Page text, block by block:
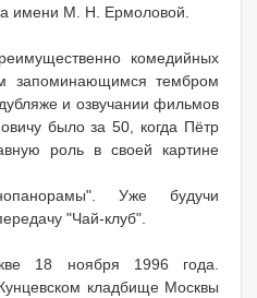
имени М. Н. Ермоловой.
комедийных
запоминающимся тембром
и озвучании фильмов
было за 50, когда Пётр
роль в своей картине
Уже будучи
"Чай-клуб".
18 ноября 1996 года.
кладбище Москвы